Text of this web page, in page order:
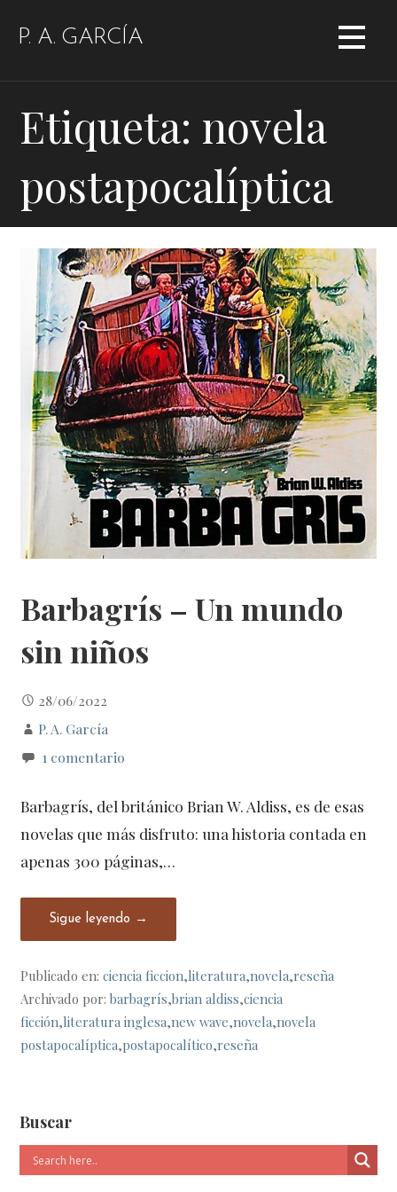
P. A. GARCÍA
Etiqueta: novela
postapocalíptica
Barbagrís – Un mundo
sin niños
28/06/2022
P. A. García
1 comentario
Barbagrís, del británico Brian W. Aldiss, es de esas
novelas que más disfruto: una historia contada en
apenas 300 páginas,…
Sigue leyendo →
Publicado en:ciencia ficcion,literatura,novela,reseña
Archivado por:barbagrís,brian aldiss,ciencia
ficción,literatura inglesa,new wave,novela,novela
postapocalíptica,postapocalítico,reseña
Buscar